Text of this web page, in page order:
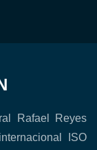
Rafael Reyes
ISO